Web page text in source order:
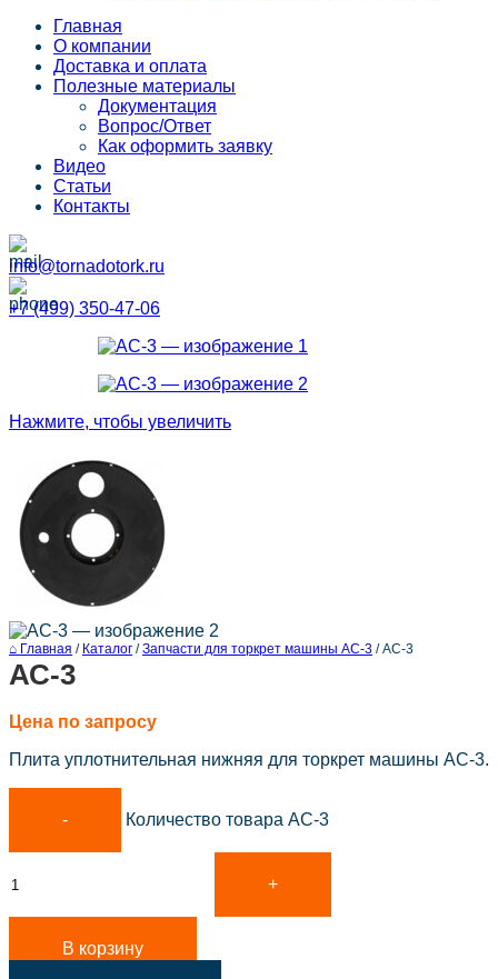
Главная
О компании
Доставка и оплата
Полезные материалы
Документация
Вопрос/Ответ
Как оформить заявку
Видео
Статьи
Контакты
info@tornadotork.ru
+7 (499) 350-47-06
Нажмите, чтобы увеличить
⌂ Главная / Каталог /Запчасти для торкрет машины АС-3 /АС-3
АС-3
Цена по запросу
Плита уплотнительная нижняя для торкрет машины АС-3.
Количество товара АС-3
В корзину